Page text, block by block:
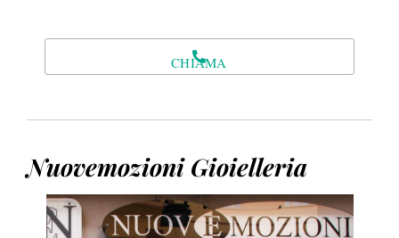
CHIAMA
Nuovemozioni Gioielleria